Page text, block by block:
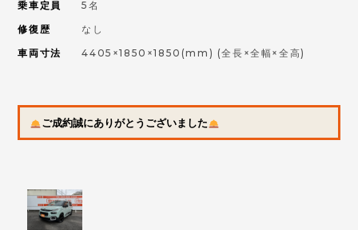
乗車定員
修復歴
車両寸法
5名
なし
4405×1850×1850(mm) (全長×全幅×全高)
ご成約誠にありがとうございました